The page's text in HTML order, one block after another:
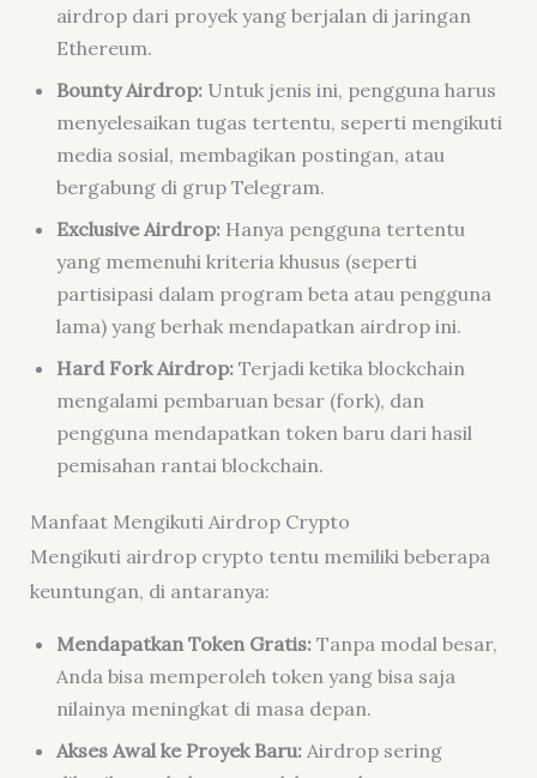
airdrop dari proyek yang berjalan di jaringan
Ethereum.
Bounty Airdrop: Untuk jenis ini, pengguna harus
menyelesaikan tugas tertentu, seperti mengikuti
media sosial, membagikan postingan, atau
bergabung di grup Telegram.
Exclusive Airdrop: Hanya pengguna tertentu
yang memenuhi kriteria khusus (seperti
partisipasi dalam program beta atau pengguna
lama) yang berhak mendapatkan airdrop ini.
Hard Fork Airdrop: Terjadi ketika blockchain
mengalami pembaruan besar (fork), dan
pengguna mendapatkan token baru dari hasil
pemisahan rantai blockchain.
Manfaat Mengikuti Airdrop Crypto
Mengikuti airdrop crypto tentu memiliki beberapa
keuntungan, di antaranya:
Mendapatkan Token Gratis:Tanpa modal besar,
Anda bisa memperoleh token yang bisa saja
nilainya meningkat di masa depan.
Akses Awal ke Proyek Baru:Airdrop sering